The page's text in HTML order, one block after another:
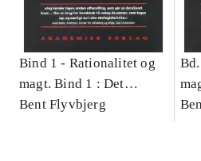
Bind 1 - Rationalitet og
magt. Bind 1 : Det
konkretes videnskab
Bent Flyvbjerg